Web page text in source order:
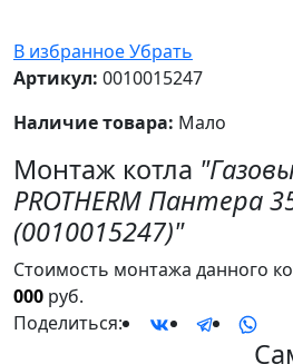
В избранноеУбрать
Артикул: 0010015247
Наличие товара: Мало
Монтаж котла
PROTHERM Пантера
(0010015247)"
Стоимость монтажа данного
000 руб.
Поделиться: